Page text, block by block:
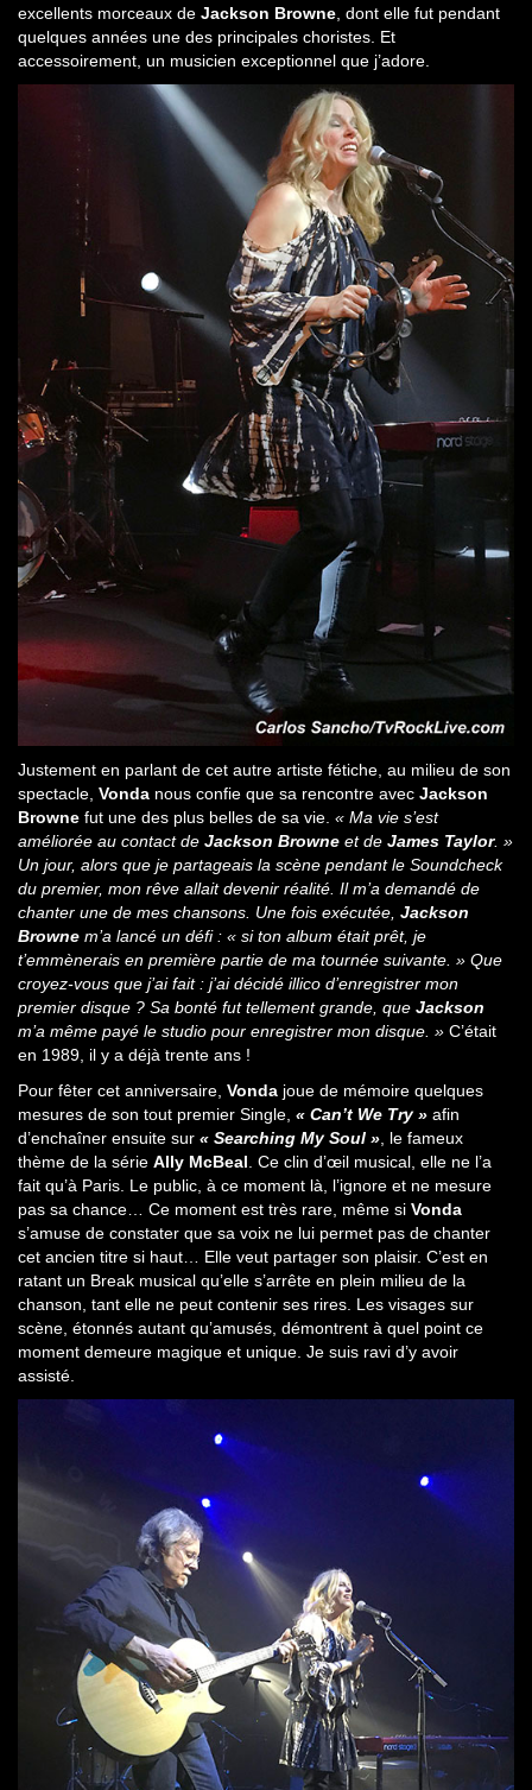
excellents morceaux de Jackson Browne , dont elle fut pendant
quelques années une des principales choristes. Et
accessoirement, un musicien exceptionnel que j’adore.
Justement en parlant de cet autre artiste fétiche, au milieu de son
spectacle, Vonda nous confie que sa rencontre avec Jackson
Browne fut une des plus belles de sa vie. « Ma vie s’est
améliorée au contact de Jackson Browne et de James Taylor. »
Un jour, alors que je partageais la scène pendant le Soundcheck
du premier, mon rêve allait devenir réalité. Il m’a demandé de
chanter une de mes chansons. Une fois exécutée, Jackson
Browne m’a lancé un défi : « si ton album était prêt, je
t’emmènerais en première partie de ma tournée suivante. » Que
croyez-vous que j’ai fait : j’ai décidé illico d’enregistrer mon
premier disque ? Sa bonté fut tellement grande, que Jackson
m’a même payé le studio pour enregistrer mon disque. » C’était
en 1989, il y a déjà trente ans !
Pour fêter cet anniversaire, Vonda joue de mémoire quelques
mesures de son tout premier Single, « Can’t We Try » afin
d’enchaîner ensuite sur « Searching My Soul » , le fameux
thème de la série Ally McBeal . Ce clin d’œil musical, elle ne l’a
fait qu’à Paris. Le public, à ce moment là, l’ignore et ne mesure
pas sa chance… Ce moment est très rare, même si Vonda
s’amuse de constater que sa voix ne lui permet pas de chanter
cet ancien titre si haut… Elle veut partager son plaisir. C’est en
ratant un Break musical qu’elle s’arrête en plein milieu de la
chanson, tant elle ne peut contenir ses rires. Les visages sur
scène, étonnés autant qu’amusés, démontrent à quel point ce
moment demeure magique et unique. Je suis ravi d’y avoir
assisté.